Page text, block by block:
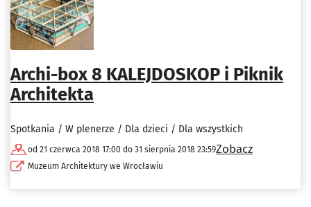
Archi-box 8 KALEJDOSKOP i Piknik
Architekta
Spotkania / W plenerze / Dla dzieci / Dla wszystkich
od 21 czerwca 2018 17:00 do 31 sierpnia 2018 23:59
Muzeum Architektury we Wrocławiu
Zobacz